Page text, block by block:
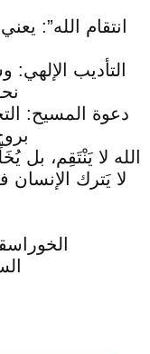
الله لا يَنْتَقِم، بل
لا يَترك
السبت